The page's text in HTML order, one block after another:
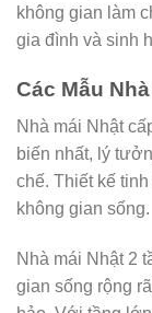
không gian làm
gia đình và sinh
Các Mẫu
Nhà mái Nhật
biến nhất, lý
chế. Thiết kế
không gian sống.
Nhà mái Nhật 2
gian sống rộng